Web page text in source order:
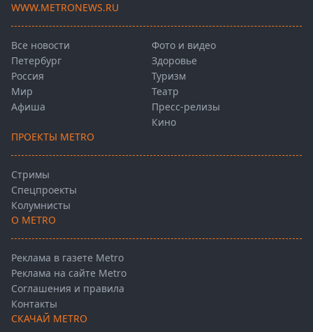
WWW.METRONEWS.RU
Все новости
Петербург
Россия
Мир
Афиша
Фото и видео
Здоровье
Туризм
Театр
Пресс-релизы
Кино
ПРОЕКТЫ METRO
Стримы
Спецпроекты
Колумнисты
О METRO
Реклама в газете Metro
Реклама на сайте Metro
Соглашения и правила
Контакты
СКАЧАЙ METRO